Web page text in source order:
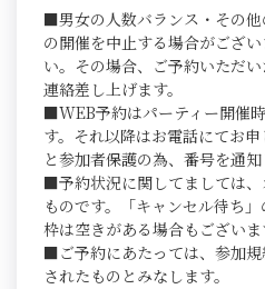
■男女の人数バランス・その
の開催を中止する場合がござ
い。その場合、ご予約いただ
連絡差し上げます。
■WEB予約はパーティー開催
す。それ以降はお電話にてお
と参加者保護の為、番号を通知
■予約状況に関してましては
ものです。「キャンセル待ち
枠は空きがある場合もございま
■ご予約にあたっては、参加
されたものとみなします。